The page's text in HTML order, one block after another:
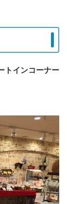
トインコーナー